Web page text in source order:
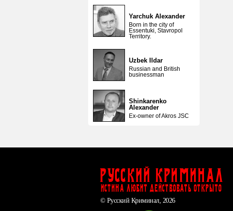
Yarchuk Alexander
Born in the city of
Essentuki, Stavropol
Territory.
Uzbek Ildar
Russian and British
businessman
Shinkarenko
Alexander
Ex-owner of Akros JSC
Русский Криминал
ИСТИНА ЛЮБИТ ДЕЙСТВОВАТЬ ОТКРЫТО
© Русский Криминал, 2026